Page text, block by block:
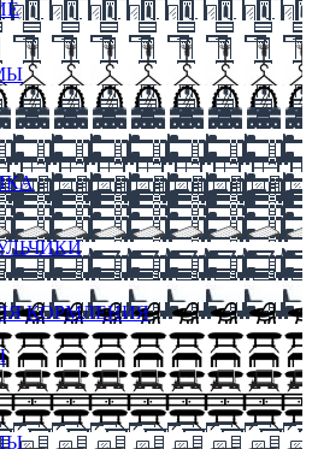
КОРМЛЕНИЯ